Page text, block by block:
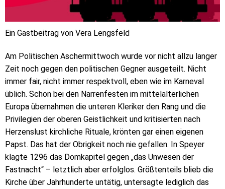
Ein Gastbeitrag von Vera Lengsfeld
Am Politischen Aschermittwoch wurde vor nicht allzu langer
Zeit noch gegen den politischen Gegner ausgeteilt. Nicht
immer fair, nicht immer respektvoll, eben wie im Karneval
üblich. Schon bei den Narrenfesten im mittelalterlichen
Europa übernahmen die unteren Kleriker den Rang und die
Privilegien der oberen Geistlichkeit und kritisierten nach
Herzenslust kirchliche Rituale, krönten gar einen eigenen
Papst. Das hat der Obrigkeit noch nie gefallen. In Speyer
klagte 1296 das Domkapitel gegen „das Unwesen der
Fastnacht“ – letztlich aber erfolglos. Größtenteils blieb die
Kirche über Jahrhunderte untätig, untersagte lediglich das